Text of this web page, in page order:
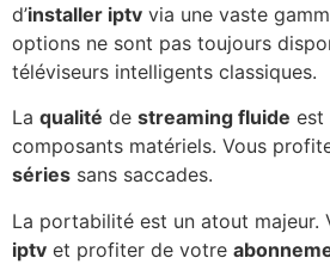
d’installer iptv via une vaste
options ne sont pas toujours
téléviseurs intelligents classiques.
La qualité de streaming fluide est
composants matériels. Vous
séries sans saccades.
La portabilité est un atout majeur.
iptv et profiter de votre